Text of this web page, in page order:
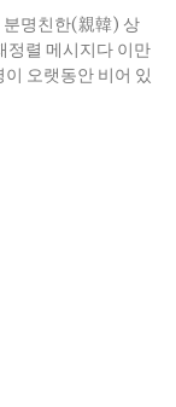
분명친한(親韓) 상
정렬 메시지다 이만
오랫동안 비어 있